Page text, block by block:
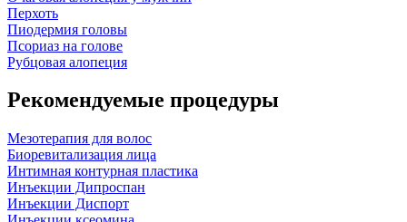
Перхоть
Пиодермия головы
Псориаз на голове
Рубцовая алопеция
Рекомендуемые процедуры
Мезотерапия для волос
Биоревитализация лица
Интимная контурная пластика
Инъекции Дипроспан
Инъекции Диспорт